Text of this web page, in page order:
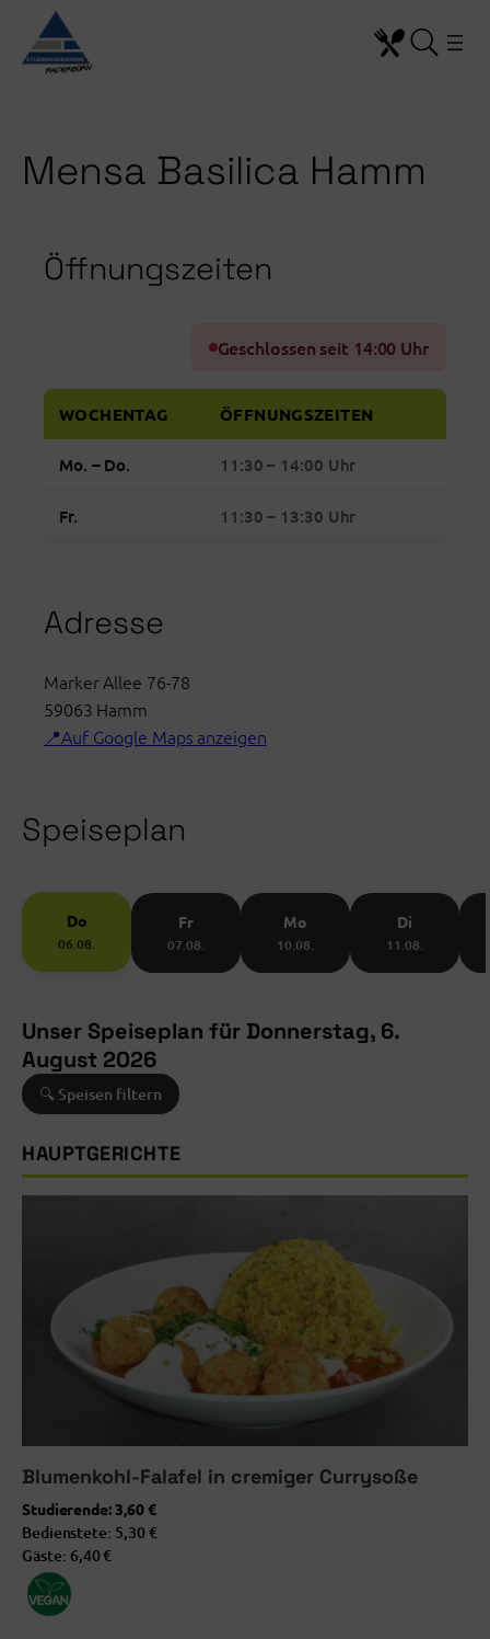
Zum Inhalt springen
Mensa Basilica Hamm
Öffnungszeiten
Geschlossen seit 14:00 Uhr
Mensa
WOCHENTAG ÖFFNUNGSZEITEN
Mo. – Do. Montag bis Donnerstag: 11:30 bis 14:00 Uhr
11:30 – 14:00 Uhr
Fr. Freitag: 11:30 bis 13:30 Uhr geöffnet
11:30 – 13:30 Uhr
Adresse
Marker Allee 76-78
59063 Hamm
Auf Google Maps anzeigen
Speiseplan
Do
06.08.
Fr
07.08.
Mo
10.08.
Di
11.08.
Unser Speiseplan für Donnerstag, 6.
August 2026
🔍 Speisen filtern
HAUPTGERICHTE
Blumenkohl-Falafel in cremiger Currysoße
Studierende:3,60 €
Bedienstete: 5,30 €
Gäste: 6,40 €